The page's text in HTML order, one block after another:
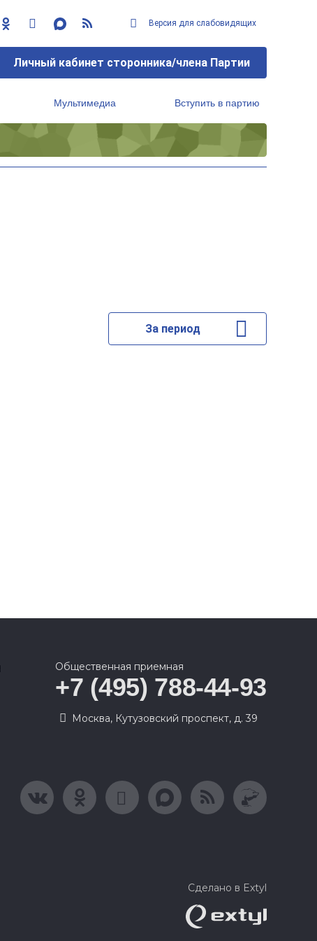
Версия для слабовидящих
Личный кабинет сторонника/члена Партии
Мультимедиа Вступить в партию
За период
Общественная приемная
+7 (495) 788-44-93
Москва, Кутузовский проспект, д. 39
Сделано в Extyl